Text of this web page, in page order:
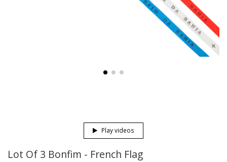
Play videos
Lot Of 3 Bonfim - French Flag